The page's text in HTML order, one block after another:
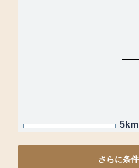
5km
さらに条